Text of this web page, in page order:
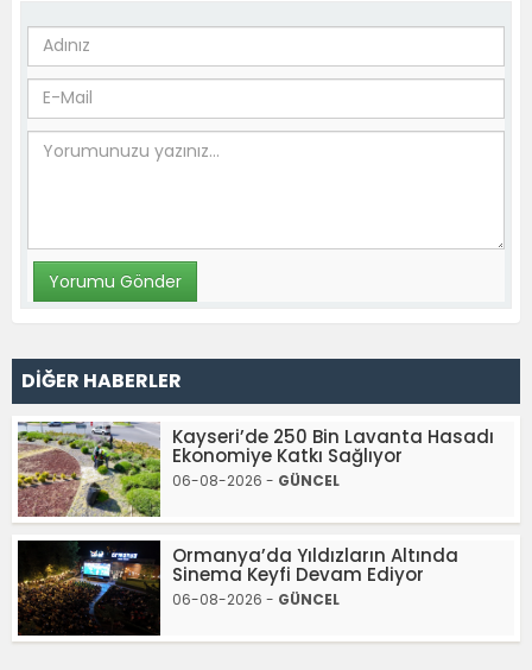
DİĞER HABERLER
Kayseri’de 250 Bin Lavanta Hasadı
Ekonomiye Katkı Sağlıyor
06-08-2026 - GÜNCEL
Ormanya’da Yıldızların Altında
Sinema Keyfi Devam Ediyor
06-08-2026 - GÜNCEL